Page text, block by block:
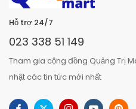
Hỗ trợ 24/7
023 338 51 149
Tham gia cộng đồng Quảng Trị
nhật các tin tức mới nhất